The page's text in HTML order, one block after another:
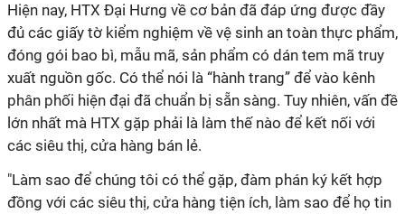
Hiện nay, HTX Đại Hưng về cơ bản đã đáp ứng được đầy
đủ các giấy tờ kiểm nghiệm về vệ sinh an toàn thực phẩm,
đóng gói bao bì, mẫu mã, sản phẩm có dán tem mã truy
xuất nguồn gốc. Có thể nói là “hành trang” để vào kênh
phân phối hiện đại đã chuẩn bị sẵn sàng. Tuy nhiên, vấn đề
lớn nhất mà HTX gặp phải là làm thế nào để kết nối với
các siêu thị, cửa hàng bán lẻ.
"Làm sao để chúng tôi có thể gặp, đàm phán ký kết hợp
đồng với các siêu thị, cửa hàng tiện ích, làm sao để họ tin